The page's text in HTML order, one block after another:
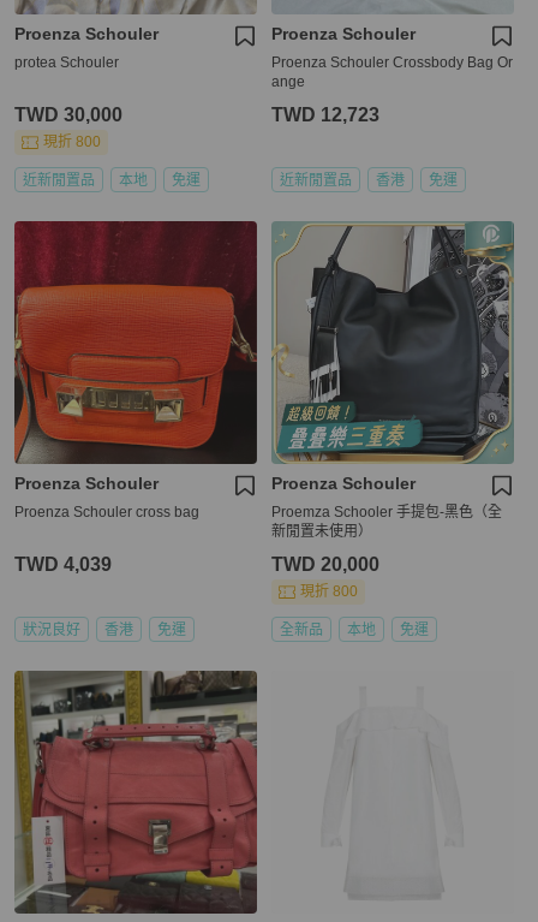
Proenza Schouler
protea Schouler
TWD 30,000
現折 800
近新閒置品 本地 免運
Proenza Schouler
Proenza Schouler Crossbody Bag Or
ange
TWD 12,723
近新閒置品 香港 免運
Proenza Schouler
Proenza Schouler cross bag
TWD 4,039
狀況良好 香港 免運
Proenza Schouler
Proemza Schooler 手提包-黑色（全
新閒置未使用）
TWD 20,000
現折 800
全新品 本地 免運